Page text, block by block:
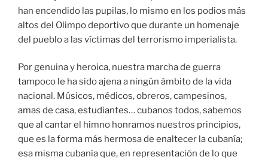
han encendido las pupilas, lo mismo en los podios más
altos del Olimpo deportivo que durante un homenaje
del pueblo a las víctimas del terrorismo imperialista.
Por genuina y heroica, nuestra marcha de guerra
tampoco le ha sido ajena a ningún ámbito de la vida
nacional. Músicos, médicos, obreros, campesinos,
amas de casa, estudiantes… cubanos todos, sabemos
que al cantar el himno honramos nuestros principios,
que es la forma más hermosa de enaltecer la cubanía;
esa misma cubanía que, en representación de lo que